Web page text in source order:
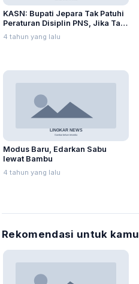
KASN: Bupati Jepara Tak Patuhi
Peraturan Disiplin PNS, Jika Tak
segera Periksa Sekda
4 tahun yang lalu
Modus Baru, Edarkan Sabu
lewat Bambu
4 tahun yang lalu
Rekomendasi untuk kamu